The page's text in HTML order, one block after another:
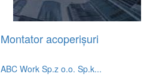
Montator acoperișuri
ABC Work Sp.z o.o. Sp.k...